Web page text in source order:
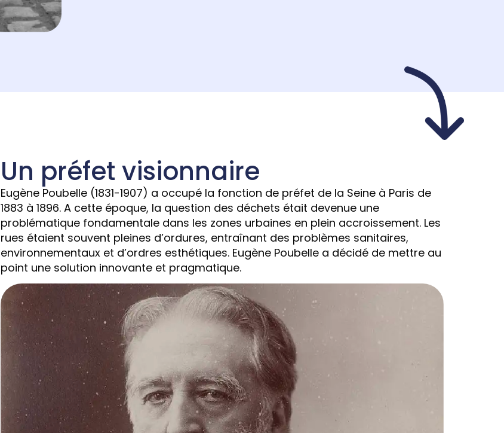
Un préfet visionnaire
Eugène Poubelle (1831-1907) a occupé la fonction de préfet de la Seine à Paris de
1883 à 1896. A cette époque, la question des déchets était devenue une
problématique fondamentale dans les zones urbaines en plein accroissement. Les
rues étaient souvent pleines d’ordures, entraînant des problèmes sanitaires,
environnementaux et d’ordres esthétiques. Eugène Poubelle a décidé de mettre au
point une solution innovante et pragmatique.